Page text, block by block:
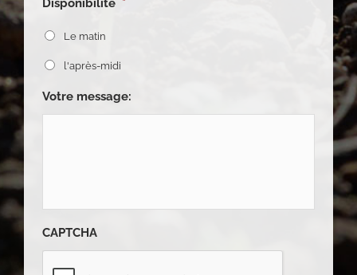
Le matin
l'après-midi
Votre message:
CAPTCHA